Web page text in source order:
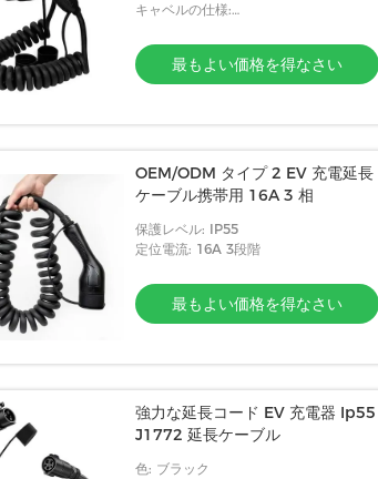
キャベルの仕様:
最もよい価格を得なさい
OEM/ODM タイプ 2 EV 充電延長
ケーブル携帯用 16A 3 相
保護レベル: IP55
定位電流: 16A 3段階
最もよい価格を得なさい
強力な延長コード EV 充電器 Ip55
J1772 延長ケーブル
色: ブラック